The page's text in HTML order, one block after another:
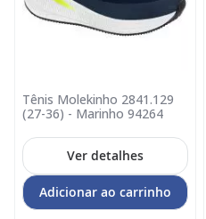
Tênis Molekinho 2841.129
(27-36) - Marinho 94264
Ver detalhes
Adicionar ao carrinho